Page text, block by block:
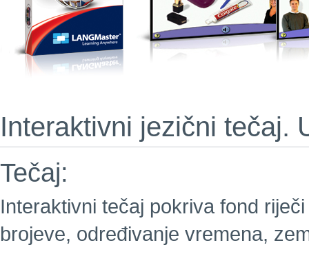
Interaktivni jezični tečaj.
Tečaj:
Interaktivni tečaj pokriva fond
brojeve, određivanje vremena,